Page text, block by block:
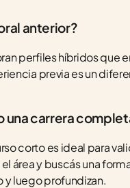
anterior?
perfiles híbridos
previa es un
una carrera
corto es ideal para
área y buscás una
y luego profundizan.